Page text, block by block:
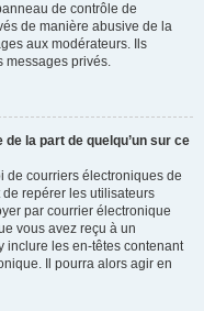
de contrôle de
de manière abusive de la
aux modérateurs. Ils
messages privés.
la part de quelqu’un sur ce
de courriers électroniques de
repérer les utilisateurs
par courrier électronique
vous avez reçu à un
inclure les en-têtes contenant
Il pourra alors agir en